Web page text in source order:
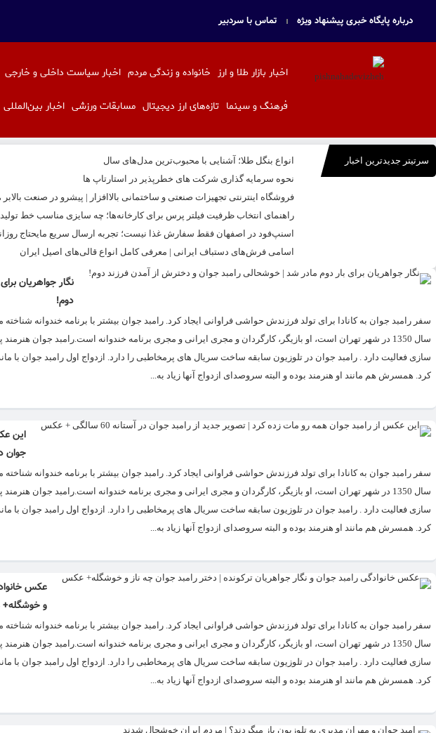
درباره پایگاه خبری پیشنهاد ویژه تماس با سردبیر
اخبار بازار طلا و ارز خانواده و زندگی مردم اخبار سیاست داخلی و خارجی
فرهنگ و سینما تازه‌های ارز دیجیتال مسابقات ورزشی اخبار بین‌المللی
سرتیتر جدیدترین اخبار
انواع بنگل طلا؛ آشنایی با محبوب‌ترین مدل‌های سال
نحوه سرمایه‌ گذاری شرکت‌ های خطرپذیر در استارتاپ ها
فروشگاه اینترنتی تجهیزات صنعتی و ساختمانی بالاافزار | پیشرو در صنعت بالابر
راهنمای انتخاب ظرفیت فیلتر پرس برای کارخانه‌ها؛ چه سایزی مناسب خط
اسنپ‌فود در اصفهان فقط سفارش غذا نیست؛ تجربه ارسال سریع مایحتاج
اسامی فرش‌های دستباف ایرانی | معرفی کامل انواع قالی‌های اصیل ایران
نگار جواهریان
دوم!
سال 1350 در شهر تهران است، او بازیگر، کارگردان و مجری ایرانی و مجری برنامه خندوانه است.رامبد جوان
سازی فعالیت دارد . رامبد جوان در تلوزیون سابقه ساخت سریال های پرمخاطبی را دارد. ازدواج اول رامبد جوان با
کرد. همسرش هم مانند او هنرمند بوده و البته سروصدای ازدواج آنها زیاد به...
این
جوان در
سال 1350 در شهر تهران است، او بازیگر، کارگردان و مجری ایرانی و مجری برنامه خندوانه است.رامبد جوان
سازی فعالیت دارد . رامبد جوان در تلوزیون سابقه ساخت سریال های پرمخاطبی را دارد. ازدواج اول رامبد جوان با
کرد. همسرش هم مانند او هنرمند بوده و البته سروصدای ازدواج آنها زیاد به...
عکس
و
سال 1350 در شهر تهران است، او بازیگر، کارگردان و مجری ایرانی و مجری برنامه خندوانه است.رامبد جوان
سازی فعالیت دارد . رامبد جوان در تلوزیون سابقه ساخت سریال های پرمخاطبی را دارد. ازدواج اول رامبد جوان با
کرد. همسرش هم مانند او هنرمند بوده و البته سروصدای ازدواج آنها زیاد به...